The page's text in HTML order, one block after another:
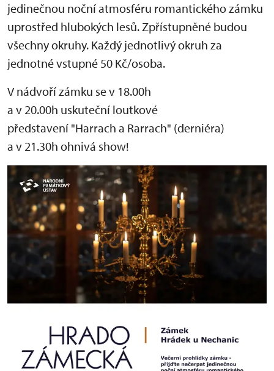
jedinečnou noční atmosféru romantického zámku
uprostřed hlubokých lesů. Zpřístupněné budou
všechny okruhy. Každý jednotlivý okruh za
jednotné vstupné 50 Kč/osoba.
V nádvoří zámku se v 18.00h
a v 20.00h uskuteční loutkové
představení "Harrach a Rarrach" (derniéra)
a v 21.30h ohnivá show!